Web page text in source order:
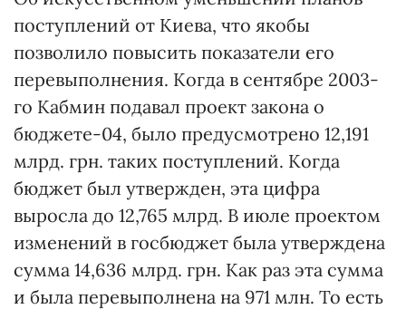
поступлений от Киева, что якобы
позволило повысить показатели его
перевыполнения. Когда в сентябре 2003-
го Кабмин подавал проект закона о
бюджете-04, было предусмотрено 12,191
млрд. грн. таких поступлений. Когда
бюджет был утвержден, эта цифра
выросла до 12,765 млрд. В июле проектом
изменений в госбюджет была утверждена
сумма 14,636 млрд. грн. Как раз эта сумма
и была перевыполнена на 971 млн. То есть